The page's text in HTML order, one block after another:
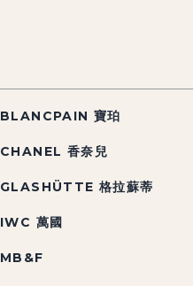
BLANCPAIN 寶珀
CHANEL 香奈兒
GLASHÜTTE 格拉蘇蒂
IWC 萬國
MB&F